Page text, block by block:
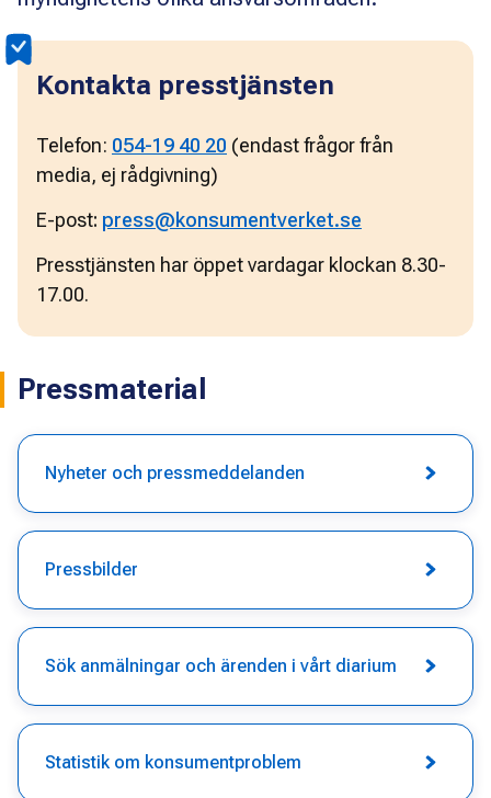
Kontakta presstjänsten
Telefon: 054-19 40 20 (endast frågor från
media, ej rådgivning)
E-post: press@konsumentverket.se
Presstjänsten har öppet vardagar klockan 8.30-
17.00.
Pressmaterial
Nyheter och pressmeddelanden
Pressbilder
Sök anmälningar och ärenden i vårt diarium
Statistik om konsumentproblem